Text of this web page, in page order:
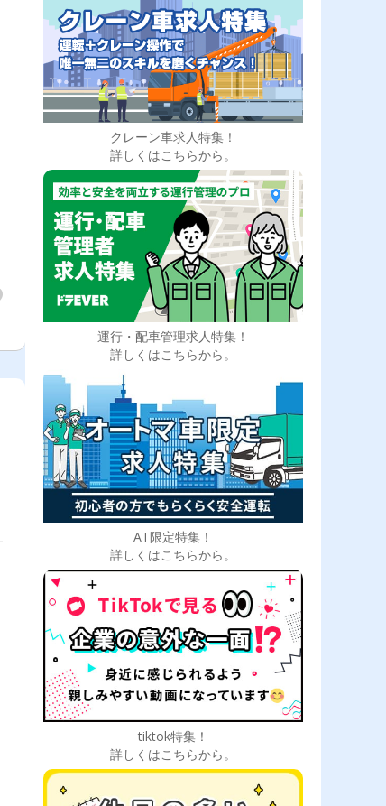
クレーン車求人特集！
詳しくはこちらから。
運行・配車管理求人特集！
詳しくはこちらから。
AT限定特集！
詳しくはこちらから。
tiktok特集！
詳しくはこちらから。